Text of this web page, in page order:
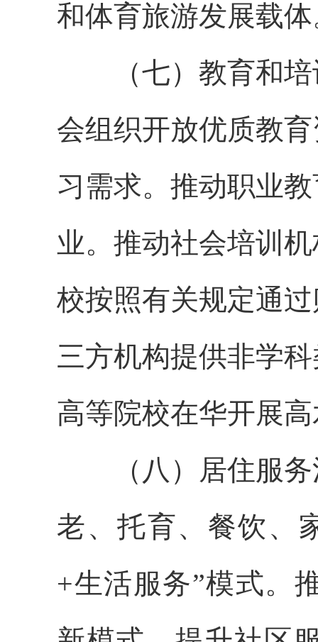
和体育旅游发展载
（七）教育和培
会组织开放优质教
习需求。推动职业
业。推动社会培训
校按照有关规定通
三方机构提供非学
高等院校在华开展
（八）居住服务
老、托育、餐饮、
+生活服务”模式。